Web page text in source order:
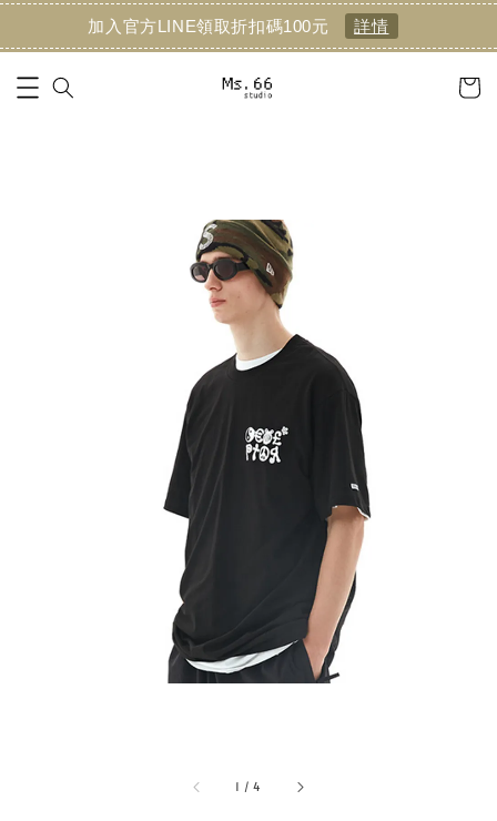
加入官方LINE領取折扣碼100元 詳情
1 /4